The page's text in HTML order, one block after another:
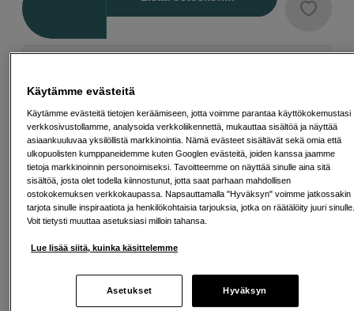
19,07 %
Avausmaksu 5 EUR, laskutusmaksu 0 EUR/kk lisäksi
Lainaaminen maksaa! Jos et pysty maksamaan velkaa ajoissa, saatat
saada maksuhäiriömerkinnän. Se voi vaikeuttaa asunnon vuokraamista,
velkaneuvonnasta. Yhteystiedot löydät sivulta
kkv.fi (avautuu uuteen
välilehteen)
Osta nyt ja maksa myöhemmin
Käytämme evästeitä
Käytämme evästeitä tietojen keräämiseen, jotta voimme parantaa käyttökokemustasi
verkkosivustollamme, analysoida verkkoliikennettä, mukauttaa sisältöä ja näyttää
asiaankuuluvaa yksilöllistä markkinointia. Nämä evästeet sisältävät sekä omia että
ulkopuolisten kumppaneidemme kuten Googlen evästeitä, joiden kanssa jaamme
tietoja markkinoinnin personoimiseksi. Tavoitteemme on näyttää sinulle aina sitä
sisältöä, josta olet todella kiinnostunut, jotta saat parhaan mahdollisen
ostokokemuksen verkkokaupassa. Napsauttamalla "Hyväksyn" voimme jatkossakin
tarjota sinulle inspiraatiota ja henkilökohtaisia tarjouksia, jotka on räätälöity juuri
Voit tietysti muuttaa asetuksiasi milloin tahansa.
Lue lisää siitä, kuinka käsittelemme
Asetukset Hyväksyn